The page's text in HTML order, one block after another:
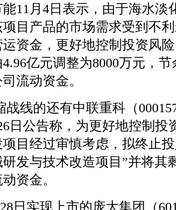
11月4日表示，由于海水淡
目产品的市场需求受到不
资金，更好地控制投资风
亿元调整为8000万元，
流动资金。
战线的还有中联重科（
日公告称，为更好地控制投
目经过审慎考虑，拟终止
发与技术改造项目”并将其
资金。
日实现上市的庞大集团（